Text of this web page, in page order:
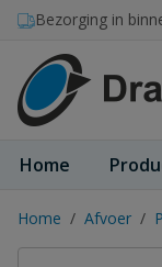
Ga naar de inhoud
Bezorging in
Home
Home / Afvoer /